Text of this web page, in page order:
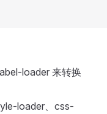
loader 来转换
loader、css-